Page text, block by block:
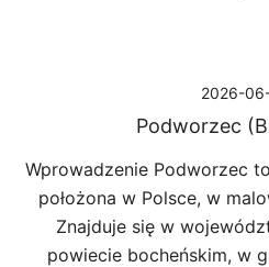
2026-
Podworzec
Wprowadzenie Podworzec
położona w Polsce, w
Znajduje się w
powiecie bocheńskim, w